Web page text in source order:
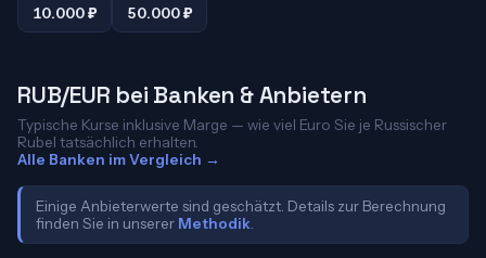
10.000 ₽ 50.000 ₽
RUB/EUR bei Banken & Anbietern
Typische Kurse inklusive Marge — wie viel Euro Sie je Russischer
Rubel tatsächlich erhalten.
Alle Banken im Vergleich →
Einige Anbieterwerte sind geschätzt. Details zur Berechnung
finden Sie in unserer Methodik